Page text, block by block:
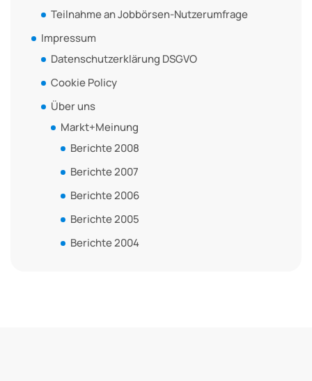
Teilnahme an Jobbörsen-Nutzerumfrage
Impressum
Datenschutzerklärung DSGVO
Cookie Policy
Über uns
Markt+Meinung
Berichte 2008
Berichte 2007
Berichte 2006
Berichte 2005
Berichte 2004